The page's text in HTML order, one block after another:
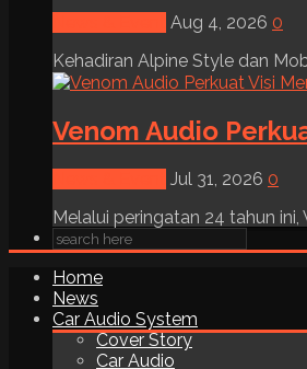
Aug 4, 2026 0
Kehadiran Alpine Style dan
Venom Audio
Jul 31, 2026 0
Melalui peringatan 24 tahun
Home
News
Car Audio System
Cover Story
Car Audio